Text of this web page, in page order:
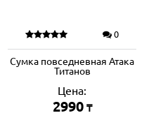
0
Сумка повседневная Атака
Титанов
Цена:
2990 ₸